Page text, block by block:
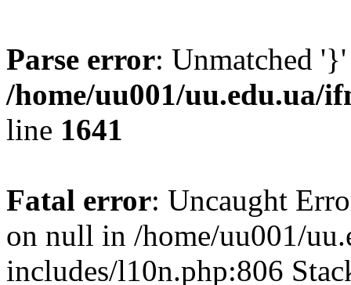
Parse error: Unmatched
/home/uu001/uu.edu.ua/
line 1641
Fatal error: Uncaught
on null in /home/uu001/
includes/l10n.php:806